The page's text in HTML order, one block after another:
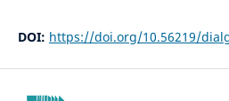
DOI: https://doi.org/10.56219/